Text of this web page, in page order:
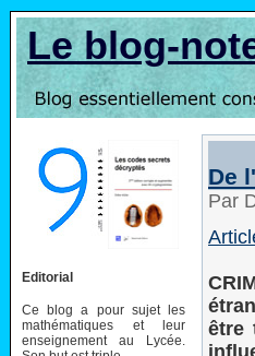
Le blog-
Editorial
Ce blog a pour sujet les
mathématiques et leur
enseignement au Lycée.
De
Par
être